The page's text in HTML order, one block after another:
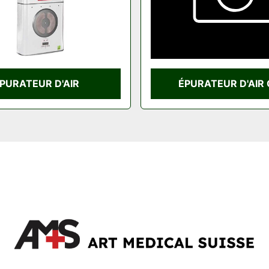
D'AIR ÉPURATEUR D'AIR